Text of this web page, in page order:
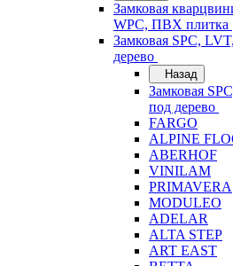
Замковая
WPC, ПВХ плитка
Замковая SPC,
дерево
Назад
Замковая
под дерево
FARGO
ALPINE
ABERHOF
VINILAM
PRIMAVERA
MODULEO
ADELAR
ALTA STEP
ART EAST